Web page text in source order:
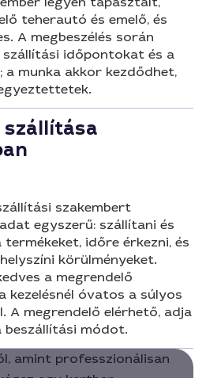
teherautó és emelő, és
A megbeszélés során
időpontokat és a
munka akkor kezdődhet,
szállítása
szakembert
egyszerű: szállítani és
termékeket, időre érkezni, és
körülményeket.
a megrendelő
kezelésnél óvatos a súlyos
A megrendelő elérhető, adja
módot.